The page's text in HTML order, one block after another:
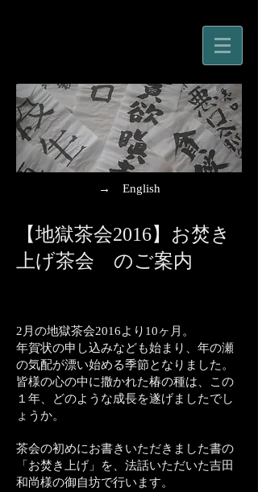
→ English
【地獄茶会2016】お焚き
上げ茶会 のご案内
2月の地獄茶会2016より10ヶ月。
年賀状の申し込みなども始まり、年の瀬
の気配が漂い始める季節となりました。
皆様の心の中に撒かれた椿の種は、この
１年、どのような成長を遂げましたでし
ょうか。
茶会の初めにお書きいただきました書の
「お焚き上げ」を、法話いただいた吉田
和尚様の御自坊で行います。